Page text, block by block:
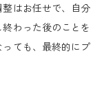
はお任せで、自分
わった後のことを
ても、最終的にプ